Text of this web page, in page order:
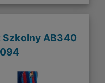
Szkolny AB340